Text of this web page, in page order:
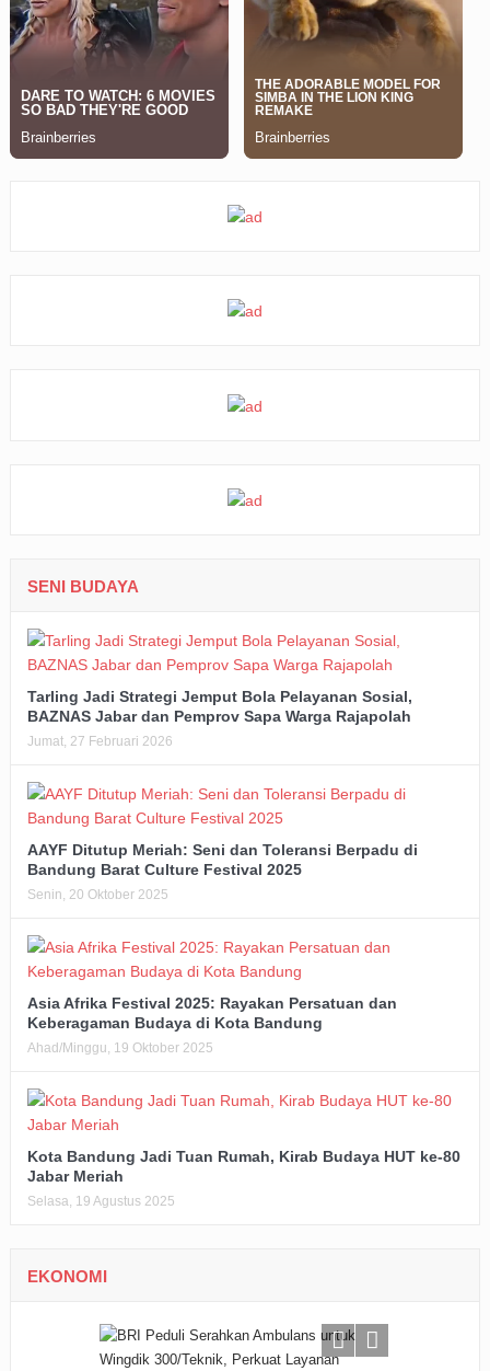
SENI BUDAYA
Tarling Jadi Strategi Jemput Bola Pelayanan Sosial,
BAZNAS Jabar dan Pemprov Sapa Warga Rajapolah
Jumat, 27 Februari 2026
AAYF Ditutup Meriah: Seni dan Toleransi Berpadu di
Bandung Barat Culture Festival 2025
Senin, 20 Oktober 2025
Asia Afrika Festival 2025: Rayakan Persatuan dan
Keberagaman Budaya di Kota Bandung
Ahad/Minggu, 19 Oktober 2025
Kota Bandung Jadi Tuan Rumah, Kirab Budaya HUT ke-80
Jabar Meriah
Selasa, 19 Agustus 2025
EKONOMI